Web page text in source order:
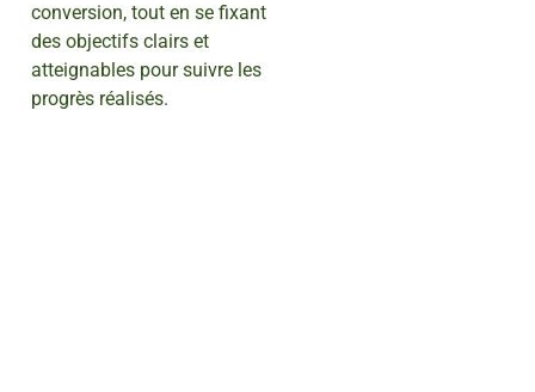
conversion, tout en se fixant
des objectifs clairs et
atteignables pour suivre les
progrès réalisés.